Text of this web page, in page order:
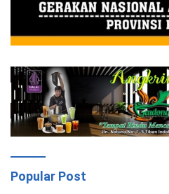
Popular Post